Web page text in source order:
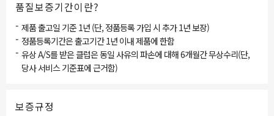
품질보증기간이란?
- 제품 출고일 기준 1년 (단, 정품등록 가입 시 추가 1년 보장)
- 정품등록기간은 출고기간 1년 이내 제품에 한함
- 유상 A/S를 받은 클럽은 동일 사유의 파손에 대해 6개월간 무상수리(단,
당사 서비스 기준표에 근거함)
보증규정